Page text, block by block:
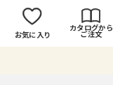
お気に入り
カタログから
ご注文